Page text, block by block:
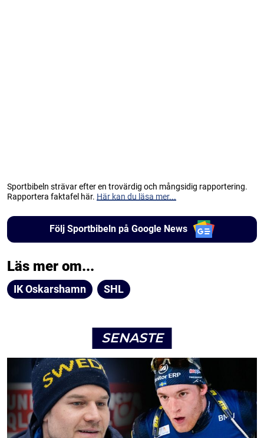
Sportbibeln strävar efter en trovärdig och mångsidig rapportering.
Rapportera faktafel här. Här kan du läsa mer...
Följ Sportbibeln på Google News
Läs mer om...
IK Oskarshamn SHL
SENASTE